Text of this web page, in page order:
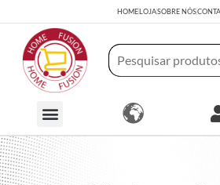
HOMELOJASOBRE NÓS